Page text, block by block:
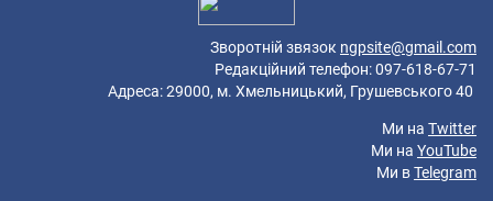
Зворотній звязок ngpsite@gmail.com
Редакційний телефон: 097-618-67-71
Адреса: 29000, м. Хмельницький, Грушевського 40
Ми на Twitter
Ми на YouTube
Ми вTelegram